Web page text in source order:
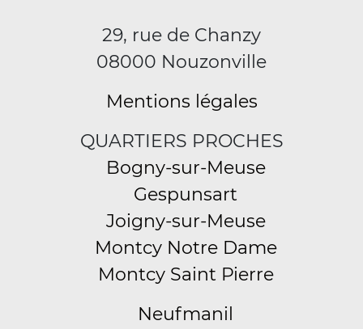
29, rue de Chanzy
08000 Nouzonville
Mentions légales
QUARTIERS PROCHES
Bogny-sur-Meuse
Gespunsart
Joigny-sur-Meuse
Montcy Notre Dame
Montcy Saint Pierre
Neufmanil